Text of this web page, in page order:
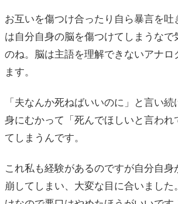
お互いを傷つけ合ったり自ら暴言を吐
は自分自身の脳を傷つけてしまうなで
のね。脳は主語を理解できないアナロ
ます。
「夫なんか死ねばいいのに」と言い
身にむかって「死んでほしいと言われ
てしまうんです。
これ私も経験があるのですが自分自身
崩してしまい、大変な目に合いました